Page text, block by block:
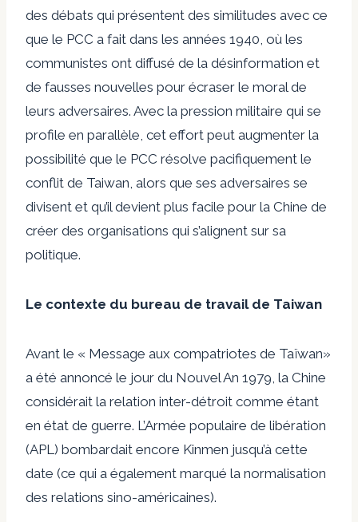
des débats qui présentent des similitudes avec ce
que le PCC a fait dans les années 1940, où les
communistes ont diffusé de la désinformation et
de fausses nouvelles pour écraser le moral de
leurs adversaires. Avec la pression militaire qui se
profile en parallèle, cet effort peut augmenter la
possibilité que le PCC résolve pacifiquement le
conflit de Taiwan, alors que ses adversaires se
divisent et qu’il devient plus facile pour la Chine de
créer des organisations qui s’alignent sur sa
politique.
Le contexte du bureau de travail de Taiwan
Avant le « Message aux compatriotes de Taïwan»
a été annoncé le jour du Nouvel An 1979, la Chine
considérait la relation inter-détroit comme étant
en état de guerre. L’Armée populaire de libération
(APL) bombardait encore Kinmen jusqu’à cette
date (ce qui a également marqué la normalisation
des relations sino-américaines).